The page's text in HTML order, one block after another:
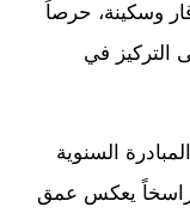
وسكينة، حرصاً
التركيز في
السنوية
راسخاً يعكس عمق